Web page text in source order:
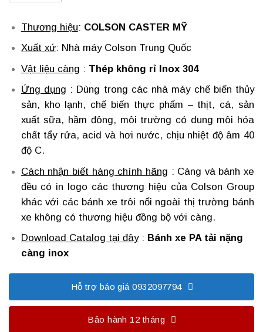
Thương hiệu: COLSON CASTER MỸ
Xuất xứ: Nhà máy Colson Trung Quốc
Vật liệu càng : Thép không rỉ Inox 304
Ứng dụng : Dùng trong các nhà máy chế biến thủy
sản, kho lạnh, chế biến thực phẩm – thịt, cá, sản
xuất sữa, hầm đông, môi trường có dung môi hóa
chất tẩy rửa, acid và hơi nước, chịu nhiệt độ âm 40
độ C.
Cách nhận biết hàng chính hãng : Càng và bánh xe
đều có in logo các thương hiệu của Colson Group
khác với các bánh xe trôi nổi ngoài thị trường bánh
xe không có thương hiệu đồng bộ với càng.
Download Catalog tại đây: Bánh xe PA tải nặng
càng inox
Hỗ trợ báo giá 0932097794
Bảo hành 12 tháng